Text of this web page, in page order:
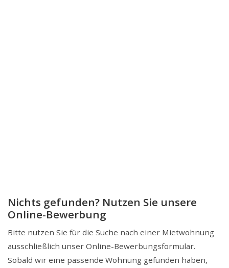
Nichts gefunden? Nutzen Sie unsere
Online-Bewerbung
Bitte nutzen Sie für die Suche nach einer Mietwohnung
ausschließlich unser Online-Bewerbungsformular.
Sobald wir eine passende Wohnung gefunden haben,